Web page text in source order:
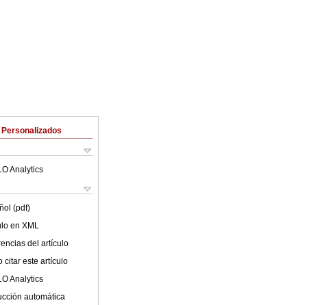
Analytics
(pdf)
en XML
del artículo
citar este artículo
Analytics
automática